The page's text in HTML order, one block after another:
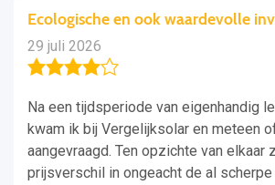
Ecologische en ook waardevolle
29 juli 2026
Na een tijdsperiode van eigenhandig
kwam ik bij Vergelijksolar en meteen
aangevraagd. Ten opzichte van elkaar
prijsverschil in ongeacht de al scherpe